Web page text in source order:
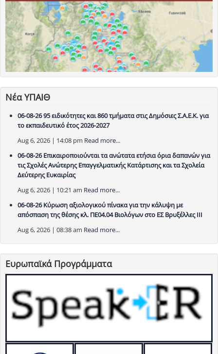
Νέα ΥΠΑΙΘ
06-08-26 95 ειδικότητες και 860 τμήματα στις Δημόσιες Σ.Α.Ε.Κ. για
το εκπαιδευτικό έτος 2026-2027
Aug 6, 2026 | 14:08 pm Read more...
06-08-26 Επικαιροποιούνται τα ανώτατα ετήσια όρια δαπανών για
τις Σχολές Ανώτερης Επαγγελματικής Κατάρτισης και τα Σχολεία
Δεύτερης Ευκαιρίας
Aug 6, 2026 | 10:21 am Read more...
06-08-26 Κύρωση αξιολογικού πίνακα για την κάλυψη με
απόσπαση της θέσης κλ. ΠΕ04.04 Βιολόγων στο ΕΣ Βρυξέλλες ΙΙΙ
Aug 6, 2026 | 08:38 am Read more...
Ευρωπαϊκά Προγράμματα